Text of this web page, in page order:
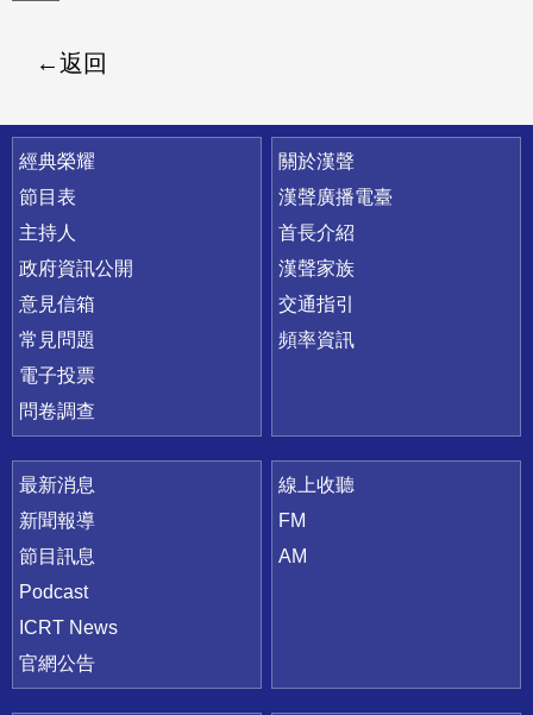
返回
快速連結
經典榮耀
節目表
主持人
政府資訊公開
意見信箱
常見問題
電子投票
問卷調查
關於漢聲
漢聲廣播電臺
首長介紹
漢聲家族
交通指引
頻率資訊
最新消息
新聞報導
節目訊息
Podcast
ICRT News
官網公告
線上收聽
FM
AM